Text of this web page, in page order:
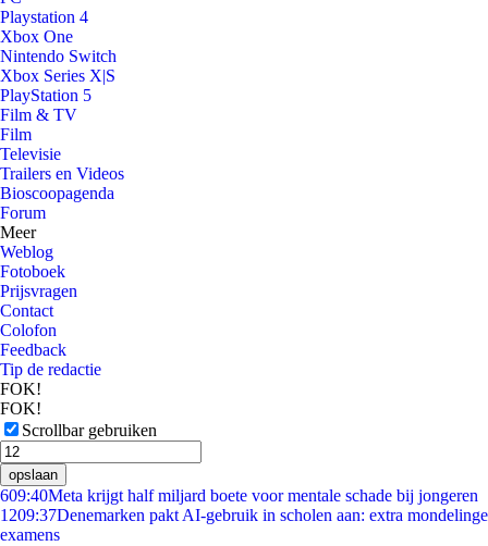
Playstation 4
Xbox One
Nintendo Switch
Xbox Series X|S
PlayStation 5
Film & TV
Film
Televisie
Trailers en Videos
Bioscoopagenda
Forum
Meer
Weblog
Fotoboek
Prijsvragen
Contact
Colofon
Feedback
Tip de redactie
FOK!
FOK!
Scrollbar gebruiken
opslaan
609:40Meta krijgt half miljard boete voor mentale schade bij jongeren
1209:37Denemarken pakt AI-gebruik in scholen aan: extra mondelinge
examens